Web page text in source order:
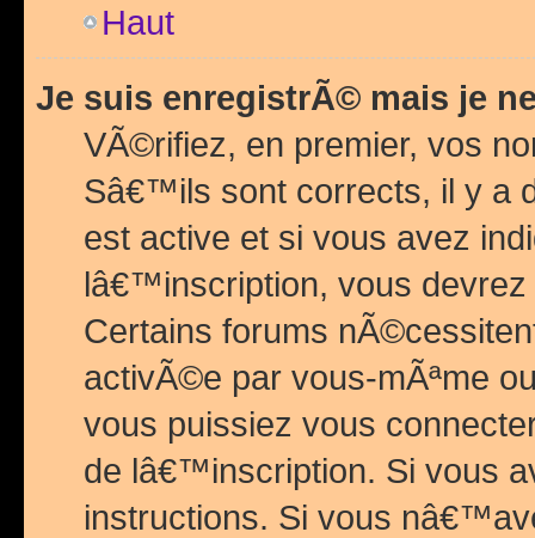
Haut
Je suis enregistrÃ© mais je
VÃ©rifiez, en premier, vos
Sâ€™ils sont corrects, il y a
est active et si vous avez
lâ€™inscription, vous
Certains forums
activÃ©e par vous-mÃªme
vous puissiez vous
de lâ€™inscription. Si vous
instructions. Si vous